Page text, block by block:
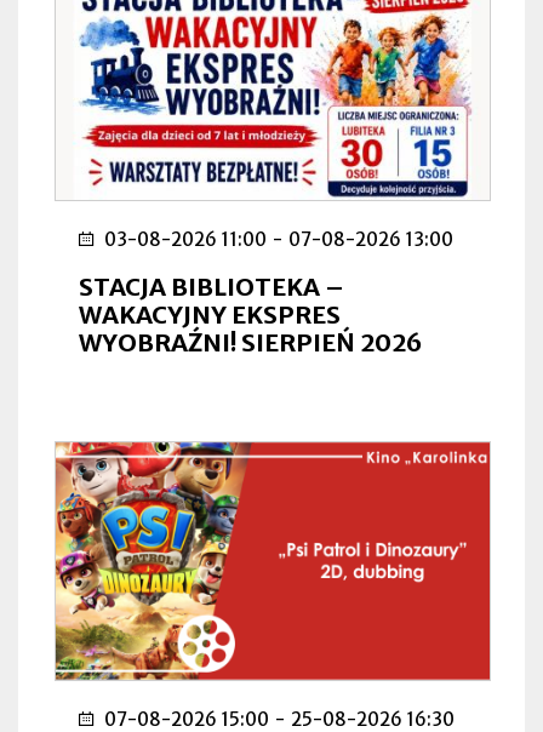
03-08-2026 11:00 - 07-08-2026 13:00
STACJA BIBLIOTEKA –
WAKACYJNY EKSPRES
WYOBRAŹNI! SIERPIEŃ 2026
07-08-2026 15:00 - 25-08-2026 16:30